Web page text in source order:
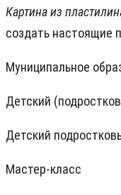
Картина из
создать настоящие
Муниципальное
Детский
Детский
Мастер-класс